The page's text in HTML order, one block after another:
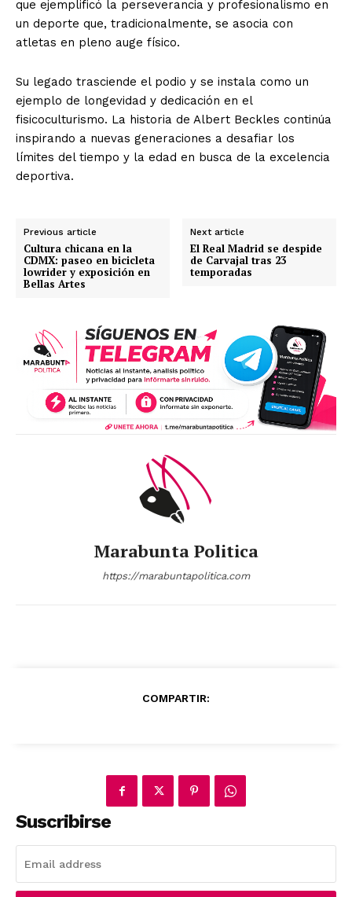
Magazine PRO
que ejemplificó la perseverancia y profesionalismo en
un deporte que, tradicionalmente, se asocia con
atletas en pleno auge físico.
Su legado trasciende el podio y se instala como un
ejemplo de longevidad y dedicación en el
fisicoculturismo. La historia de Albert Beckles continúa
inspirando a nuevas generaciones a desafiar los
límites del tiempo y la edad en busca de la excelencia
deportiva.
Previous article
Cultura chicana en la
CDMX: paseo en bicicleta
lowrider y exposición en
Bellas Artes
Next article
El Real Madrid se despide
de Carvajal tras 23
temporadas
Marabunta Politica
https://marabuntapolitica.com
COMPARTIR:
Suscribirse